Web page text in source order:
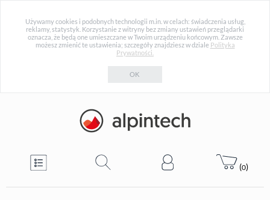
Używamy cookies i podobnych technologii m.in. w celach: świadczenia usług,
reklamy, statystyk. Korzystanie z witryny bez zmiany ustawień przeglądarki
oznacza, że będą one umieszczane w Twoim urządzeniu końcowym. Zawsze
możesz zmienić te ustawienia; szczegóły znajdziesz w dziale Polityka
Prywatności.
OK
(0)